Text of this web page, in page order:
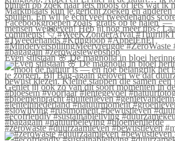
Even stilstaan 🌸 De magnolia in bloei
#zerowaste #duurzaamleven #bewustleven